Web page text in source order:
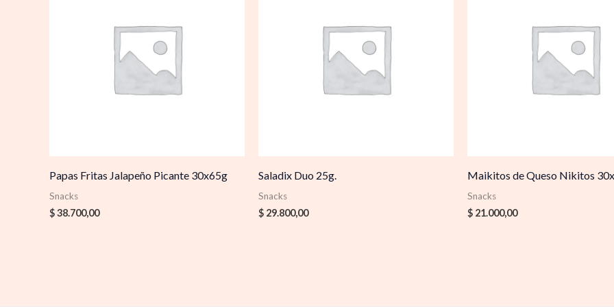
Papas Fritas Jalapeño Picante 30x65g
Snacks
$38.700,00
Saladix Duo 25g.
Snacks
$ 29.800,00
Maikitos de Queso Nikitos
Snacks
$ 21.000,00